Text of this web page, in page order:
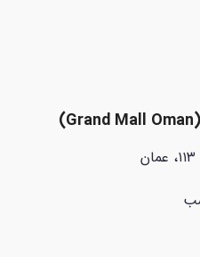
Grand Mall Oman)